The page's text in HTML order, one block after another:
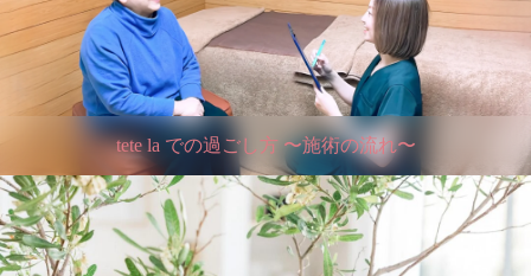
tete la での過ごし方 〜施術の流れ〜